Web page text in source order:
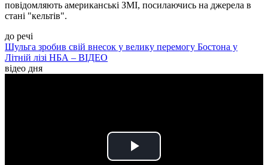
повідомляють американські ЗМІ, посилаючись на джерела в
стані "кельтів".
до речі
Шульга зробив свій внесок у велику перемогу Бостона у
Літній лізі НБА – ВІДЕО
відео дня
Play